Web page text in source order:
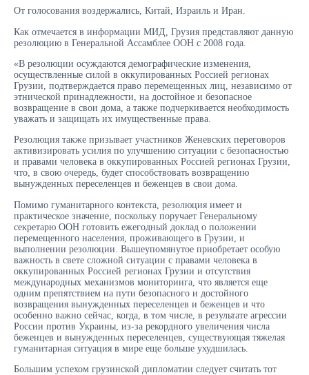
От голосования воздержались, Китай, Израиль и Иран.
Как отмечается в информации МИД, Грузия представляют данную
резолюцию в Генеральной Ассамблее ООН с 2008 года.
«В резолюции осуждаются демографические изменения,
осуществленные силой в оккупированных Россией регионах
Грузии, подтверждается право перемещенных лиц, независимо от
этнической принадлежности, на достойное и безопасное
возвращение в свои дома, а также подчеркивается необходимость
уважать и защищать их имущественные права.
Резолюция также призывает участников Женевских переговоров
активизировать усилия по улучшению ситуации с безопасностью
и правами человека в оккупированных Россией регионах Грузии,
что, в свою очередь, будет способствовать возвращению
вынужденных переселенцев и беженцев в свои дома.
Помимо гуманитарного контекста, резолюция имеет и
практическое значение, поскольку поручает Генеральному
секретарю ООН готовить ежегодный доклад о положении
перемещенного населения, проживающего в Грузии, и
выполнении резолюции. Вышеупомянутое приобретает особую
важность в свете сложной ситуации с правами человека в
оккупированных Россией регионах Грузии и отсутствия
международных механизмов мониторинга, что является еще
одним препятствием на пути безопасного и достойного
возвращения вынужденных переселенцев и беженцев и что
особенно важно сейчас, когда, в том числе, в результате агрессии
России против Украины, из-за рекордного увеличения числа
беженцев и вынужденных переселенцев, существующая тяжелая
гуманитарная ситуация в мире еще больше ухудшилась.
Большим успехом грузинской дипломатии следует считать тот